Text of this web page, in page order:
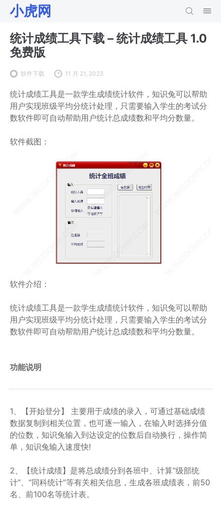
小虎网
统计成绩工具下载 – 统计成绩工具 1.0
免费版
软件下载 11 月 21, 2023
统计成绩工具是一款学生成绩统计软件，知识兔可以帮助
用户实现班级平均分统计处理，只需要输入学生的考试分
数软件即可自动帮助用户统计总成绩数和平均分数量。
软件截图：
软件介绍：
统计成绩工具是一款学生成绩统计软件，知识兔可以帮助
用户实现班级平均分统计处理，只需要输入学生的考试分
数软件即可自动帮助用户统计总成绩数和平均分数量。
功能说明
1、【开始登分】 主要用于成绩的录入，可通过基础成绩
数据复制到相关位置，也可逐一输入，在输入时选择分值
的位数，知识兔输入到达设定的位数后自动换行，操作简
单，知识兔输入速度快!
2、【统计成绩】是将总成绩分到各班中、计算“级部统
计”、“同科统计”等有关相关信息，生成各班成绩表，前50
名、前100名等统计表。